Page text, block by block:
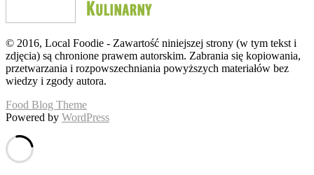
© 2016, Local Foodie - Zawartość niniejszej strony (w tym tekst i
zdjęcia) są chronione prawem autorskim. Zabrania się kopiowania,
przetwarzania i rozpowszechniania powyższych materiałów bez
wiedzy i zgody autora.
Food Blog Theme
Powered by WordPress